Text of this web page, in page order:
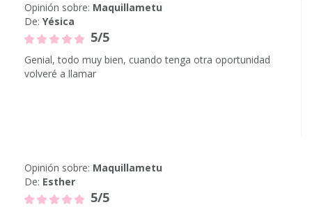
Opinión sobre: Maquillametu
De: Yésica
5/5
Genial, todo muy bien, cuando tenga otra oportunidad
volveré a llamar
Opinión sobre: Maquillametu
De: Esther
5/5